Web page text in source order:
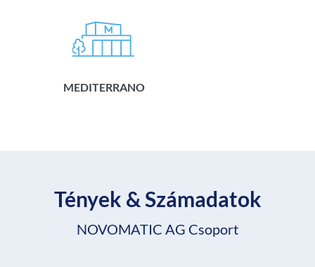
MEDITERRANO
Tények & Számadatok
NOVOMATIC AG Csoport